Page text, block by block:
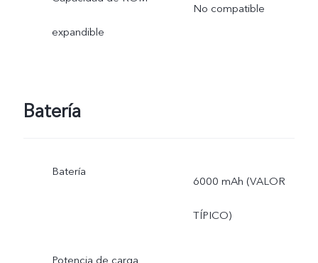
expandible
No compatible
Batería
Batería
6000 mAh (VALOR
TÍPICO)